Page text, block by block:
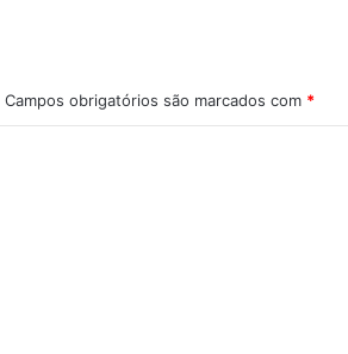
Campos obrigatórios são marcados com *